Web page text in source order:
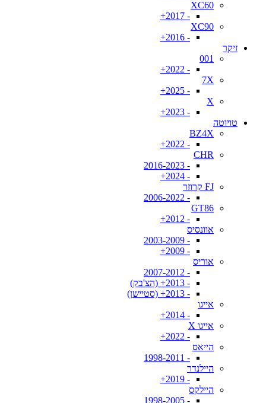
XC60
- 2017+
XC90
- 2016+
זיקר
001
- 2022+
7X
- 2025+
X
- 2023+
טויוטה
BZ4X
- 2022+
CHR
- 2016-2023
- 2024+
FJ קרוזר
- 2006-2022
GT86
- 2012+
אוונסיס
- 2003-2009
- 2009+
אוריס
- 2007-2012
- 2013+ (הצ'בק)
- 2013+ (סטיישן)
אייגו
- 2014+
אייגו X
- 2022+
הייאס
- 1998-2011
היילנדר
- 2019+
היילקס
- 1998-2005